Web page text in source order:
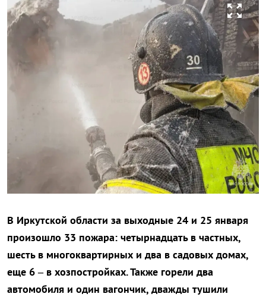
zoom_out_map
В Иркутской области за выходные 24 и 25 января
произошло 33 пожара: четырнадцать в частных,
шесть в многоквартирных и два в садовых домах,
еще 6 – в хозпостройках. Также горели два
автомобиля и один вагончик, дважды тушили